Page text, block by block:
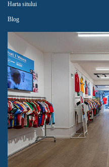
Harta sitului
Blog